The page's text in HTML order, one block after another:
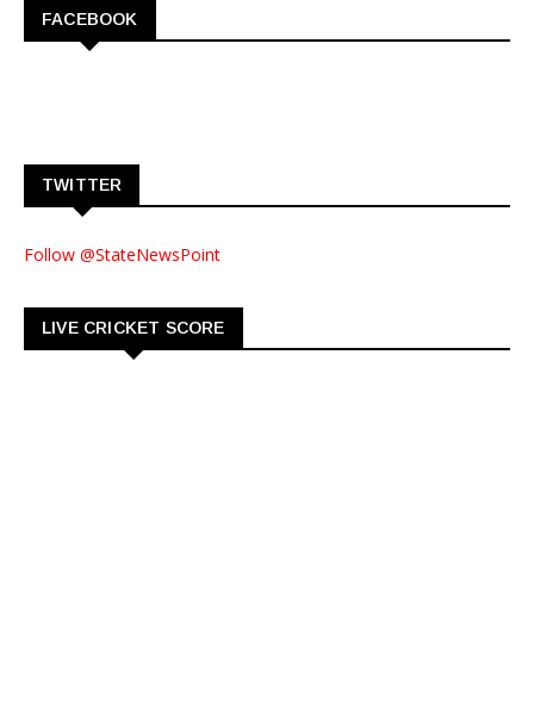
FACEBOOK
TWITTER
Follow @StateNewsPoint
LIVE CRICKET SCORE